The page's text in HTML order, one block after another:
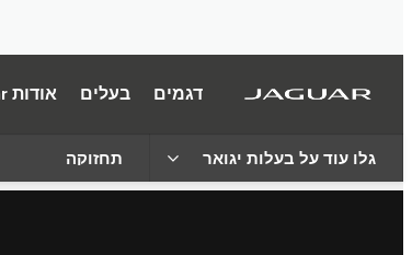
דגמים בעלים אודות Jaguar
גלו עוד על בעלות יגואר תחזוקה